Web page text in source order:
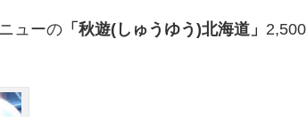
ューの 「秋遊(しゅうゆう)北海道」 2,500